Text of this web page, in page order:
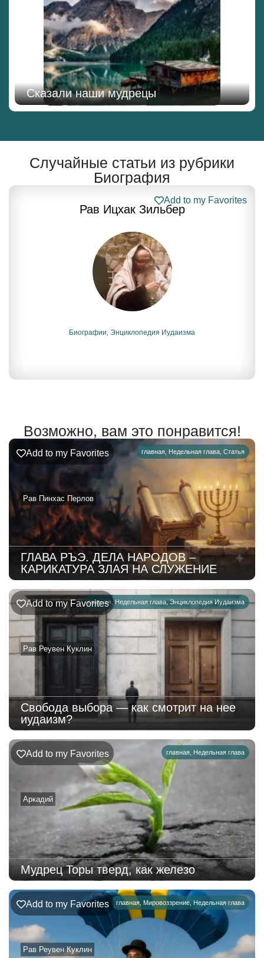
Сказали наши мудрецы
Случайные статьи из рубрики
Биография
Рав Ицхак Зильбер
Add to my Favorites
Биографии Энциклопедия Иудаизма
Возможно, вам это понравится!
главная Недельная глава Статья
Рав Пинхас Перлов
Add to my Favorites
ГЛАВА РЪЭ. ДЕЛА НАРОДОВ –
КАРИКАТУРА ЗЛАЯ НА СЛУЖЕНИЕ
главная , Недельная глава,Энциклопедия Иудаизма
Рав Реувен Куклин
Add to my Favorites
Свобода выбора — как смотрит на нее
иудаизм?
главная Недельная глава
Аркадий
Add to my Favorites
Мудрец Торы тверд, как железо
главная Мировоззрение Недельная глава
Рав Реувен Куклин
Add to my Favorites